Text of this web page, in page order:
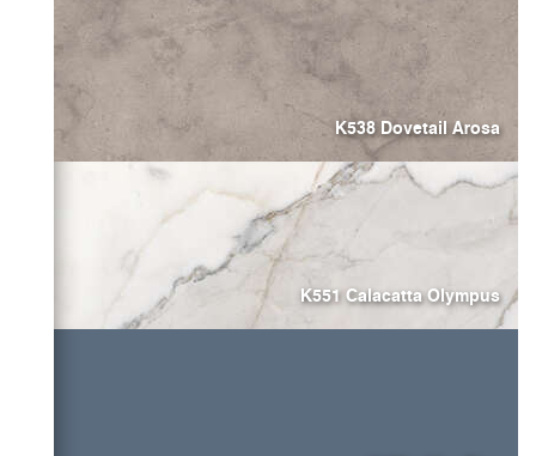
K538 Dovetail Arosa
K551 Calacatta Olympus